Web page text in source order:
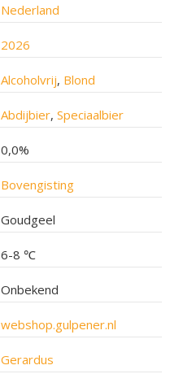
Nederland
2026
Alcoholvrij, Blond
Abdijbier, Speciaalbier
0,0%
Bovengisting
Goudgeel
6-8 ℃
Onbekend
webshop.gulpener.nl
Gerardus